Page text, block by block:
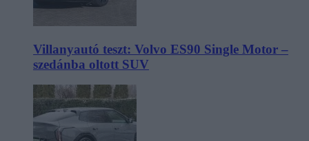
Villanyautó teszt: Volvo ES90 Single Motor –
szedánba oltott SUV